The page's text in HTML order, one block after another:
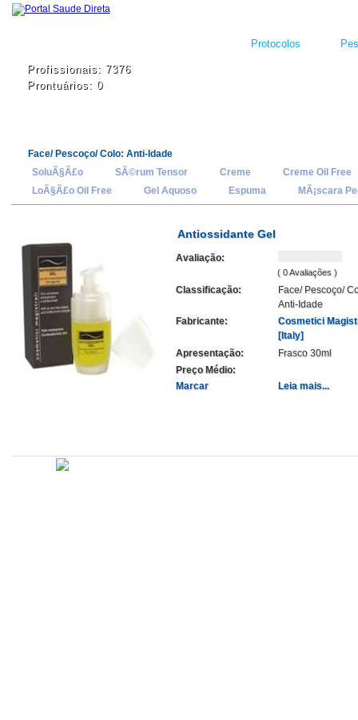
Protocolos
Profissionais: 7376
Prontuários: 0
Face/ Pescoço/ Colo: Anti-Idade
SoluÃ§Ã£o
SÃ©rum Tensor Creme
Creme Oil Free
LoÃ§Ã£o Oil Free
Gel Aquoso Espuma MÃ¡scara
Antiossidante Gel
Avaliação:
( 0 Avaliações )
Classificação:
Face/ Pescoço/
Anti-Idade
Fabricante:
Cosmetici
[Italy]
Apresentação:
Frasco 30ml
Preço Médio:
Marcar
Leia mais...